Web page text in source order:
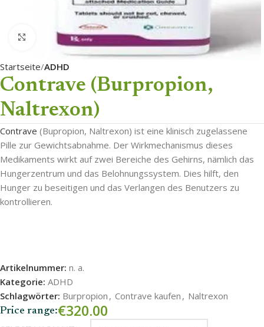
Click to enlarge
Startseite ADHD
Contrave (Burpropion,
Naltrexon)
Contrave (Bupropion, Naltrexon) ist eine klinisch zugelassene
Pille zur Gewichtsabnahme. Der Wirkmechanismus dieses
Medikaments wirkt auf zwei Bereiche des Gehirns, nämlich das
Hungerzentrum und das Belohnungssystem. Dies hilft, den
Hunger zu beseitigen und das Verlangen des Benutzers zu
kontrollieren.
Artikelnummer: n. a.
Kategorie: ADHD
Schlagwörter: Burpropion , Contrave kaufen , Naltrexon
Price range:€320.00